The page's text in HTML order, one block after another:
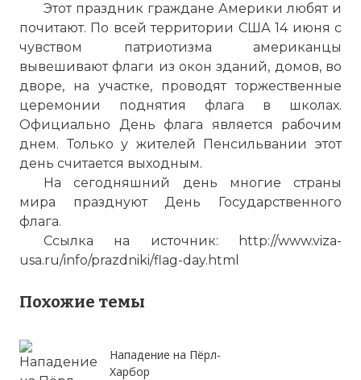
Этот праздник граждане Америки любят и
почитают. По всей территории США 14 июня с
чувством патриотизма американцы
вывешивают флаги из окон зданий, домов, во
дворе, на участке, проводят торжественные
церемонии поднятия флага в школах.
Официально День флага является рабочим
днем. Только у жителей Пенсильвании этот
день считается выходным.
На сегодняшний день многие страны
мира празднуют День Государственного
флага.
Ссылка на источник: http://www.viza-
usa.ru/info/prazdniki/flag-day.html
Похожие темы
Нападение на Пёрл-
Харбор